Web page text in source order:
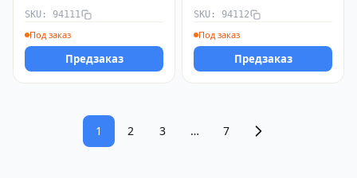
SKU: 94111
Под заказ
Предзаказ
SKU: 94112
Под заказ
Предзаказ
1 2 3 … 7